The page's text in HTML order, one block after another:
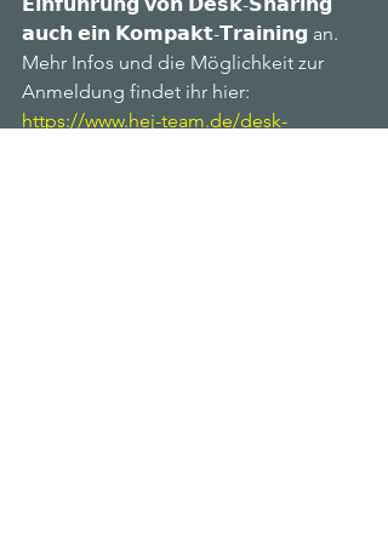
𝗘𝗶𝗻𝗳𝘂̈𝗵𝗿𝘂𝗻𝗴 𝘃𝗼𝗻 𝗗𝗲𝘀𝗸-𝗦𝗵𝗮𝗿𝗶𝗻𝗴
𝗮𝘂𝗰𝗵 𝗲𝗶𝗻 𝗞𝗼𝗺𝗽𝗮𝗸𝘁-𝗧𝗿𝗮𝗶𝗻𝗶𝗻𝗴 an.
Mehr Infos und die Möglichkeit zur
Anmeldung findet ihr hier:
https://www.hej-team.de/desk-